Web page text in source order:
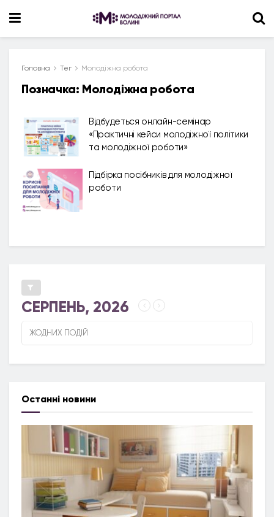
Головна Тег Молодіжна робота
Позначка: Молодіжна робота
Відбудеться онлайн-семінар
«Практичні кейси молодіжної політики
та молодіжної роботи»
Підбірка посібників для молодіжної
роботи
СЕРПЕНЬ, 2026
ЖОДНИХ ПОДІЙ
Останні новини